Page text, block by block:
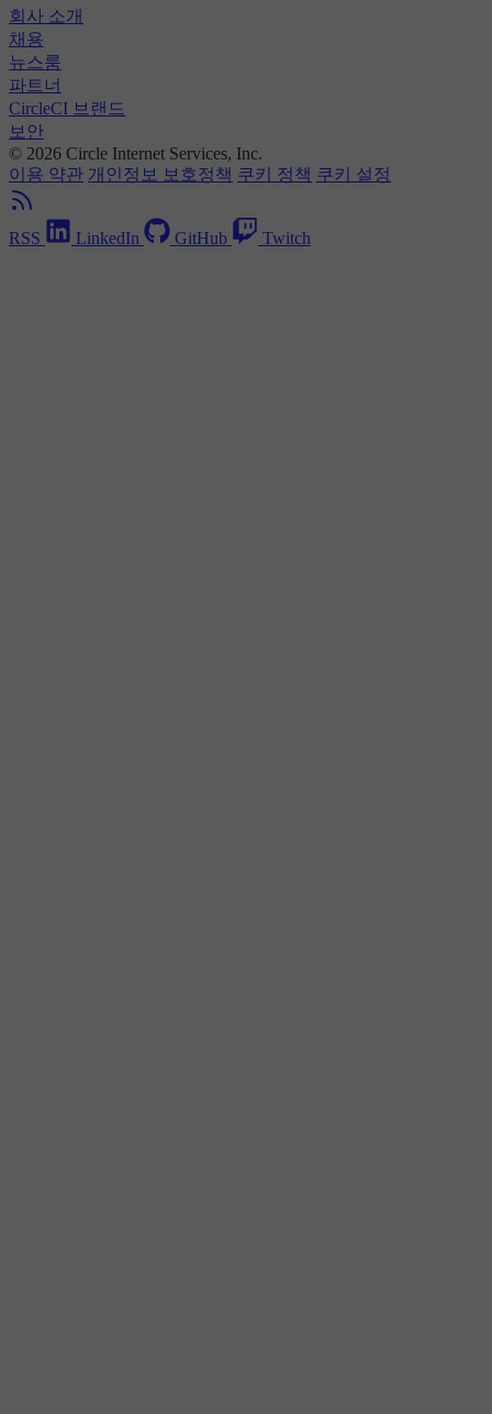
회사 소개
채용
뉴스룸
파트너
CircleCI 브랜드
보안
© 2026 Circle Internet Services, Inc.
이용 약관 개인정보 보호정책 쿠키 정책 쿠키 설정
RSS LinkedIn GitHub Twitch